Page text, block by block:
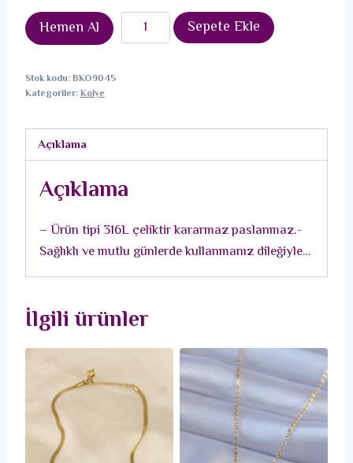
Hemen Al
316L
Çelik
Mineli
Tarot
adet
Sepete Ekle
Stok kodu:BKO9045
Kategoriler:Kolye
Açıklama
Açıklama
– Ürün tipi 316L çeliktir kararmaz paslanmaz.-
Sağlıklı ve mutlu günlerde kullanmanız dileğiyle…
İlgili ürünler